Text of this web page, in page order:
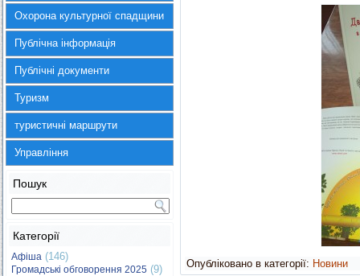
Охорона культурної спадщини
Публічна інформація
Публічні документи
Туризм
туристичні маршрути
Управління
Пошук
Категорії
Афіша (146)
Громадські обговорення 2025 (9) Опубліковано в категорії: Новини